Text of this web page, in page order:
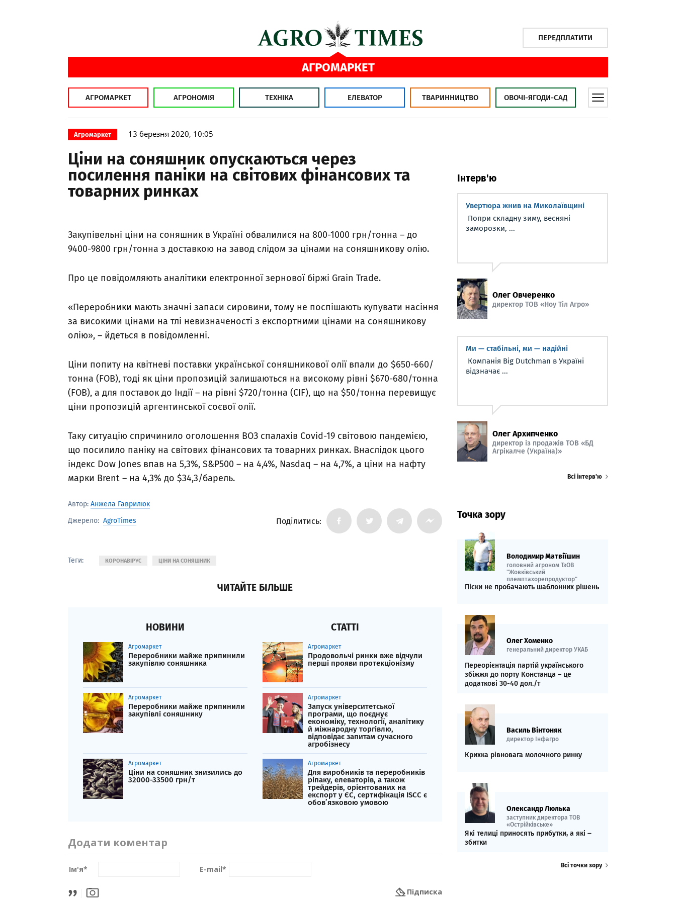
ПЕРЕДПЛАТИТИ
АГРОМАРКЕТ
АГРОМАРКЕТ АГРОНОМІЯ ТЕХНІКА ЕЛЕВАТОР ТВАРИННИЦТВО ОВОЧІ-ЯГОДИ-САД
Агромаркет 13 березня 2020, 10:05
Ціни на соняшник опускаються через
посилення паніки на світових фінансових та
товарних ринках
Закупівельні ціни на соняшник в Україні обвалилися на 800-1000 грн/тонна – до
9400-9800 грн/тонна з доставкою на завод слідом за цінами на соняшникову олію.
Про це повідомляють аналітики електронної зернової біржі Grain Trade.
«Переробники мають значні запаси сировини, тому не поспішають купувати насіння
за високими цінами на тлі невизначеності з експортними цінами на соняшникову
олію», – йдеться в повідомленні.
Ціни попиту на квітневі поставки української соняшникової олії впали до $650-660/
тонна (FOB), тоді як ціни пропозицій залишаються на високому рівні $670-680/тонна
(FOB), а для поставок до Індії – на рівні $720/тонна (CIF), що на $50/тонна перевищує
ціни пропозицій аргентинської соєвої олії.
Таку ситуацію спричинило оголошення ВОЗ спалахів Covid-19 світовою пандемією,
що посилило паніку на світових фінансових та товарних ринках. Внаслідок цього
індекс Dow Jones впав на 5,3%, S&P500 – на 4,4%, Nasdaq – на 4,7%, а ціни на нафту
марки Brent – на 4,3% до $34,3/барель.
Автор: Анжела Гаврилюк
Джерело: AgroTimes Поділитись:
Теги: КОРОНАВІРУС ЦІНИ НА СОНЯШНИК
ЧИТАЙТЕ БІЛЬШЕ
НОВИНИ
Агромаркет
Переробники майже припинили
закупівлю соняшника
Агромаркет
Переробники майже припинили
закупівлі соняшнику
Агромаркет
Ціни на соняшник знизились до
32000-33500 грн/т
СТАТТІ
Агромаркет
Продовольчі ринки вже відчули
перші прояви протекціонізму
Агромаркет
Запуск університетської
програми, що поєднує
економіку, технології, аналітику
й міжнародну торгівлю,
відповідає запитам сучасного
агробізнесу
Агромаркет
Для виробників та переробників
ріпаку, елеваторів, а також
трейдерів, орієнтованих на
експорт у ЄС, сертифікація ISCC є
обов’язковою умовою
Додати коментар
Ім'я* E-mail*
Підписка
Інтерв'ю
Увертюра жнив на Миколаївщині
Попри складну зиму, весняні
заморозки, ...
Олег Овчеренко
директор ТОВ «Ноу Тіл Агро»
Ми — стабільні, ми — надійні
Компанія Big Dutchman в Україні
відзначає ...
Олег Архипченко
директор із продажів ТОВ «БД
Агрікалче (Україна)»
Всі інтерв’ю
Точка зору
Володимир Матвіїшин
головний агроном ТзОВ
"Жовківський
племптахорепродуктор"
Піски не пробачають шаблонних рішень
Олег Хоменко
генеральний директор УКАБ
Переорієнтація партій українського
збіжжя до порту Констанца – це
додаткові 30-40 дол./т
Василь Вінтоняк
директор Інфагро
Крихка рівновага молочного ринку
Олександр Люлька
заступник директора ТОВ
«Острійківське»
Які телиці приносять прибутки, а які ‒
збитки
Всі точки зору